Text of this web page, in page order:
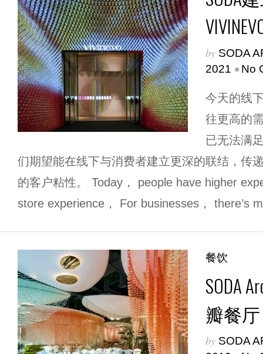
by SODA
2021 • No
今天的线
往更高的
已无法满
们期望能在线下与消费者建立更深的联结，传
的客户粘性。 Today， people have higher
store experience， For businesses， there’s
餐饮
SODA
瓣餐厅
by SODA